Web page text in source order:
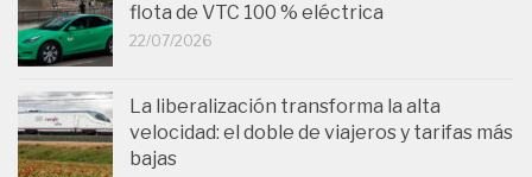
flota de VTC 100 % eléctrica
22/07/2026
La liberalización transforma la alta
velocidad: el doble de viajeros y tarifas más
bajas